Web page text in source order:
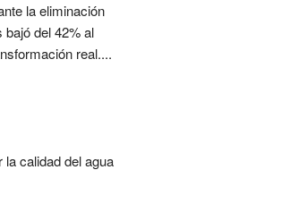
la eliminación
del 42% al
real....
calidad del agua